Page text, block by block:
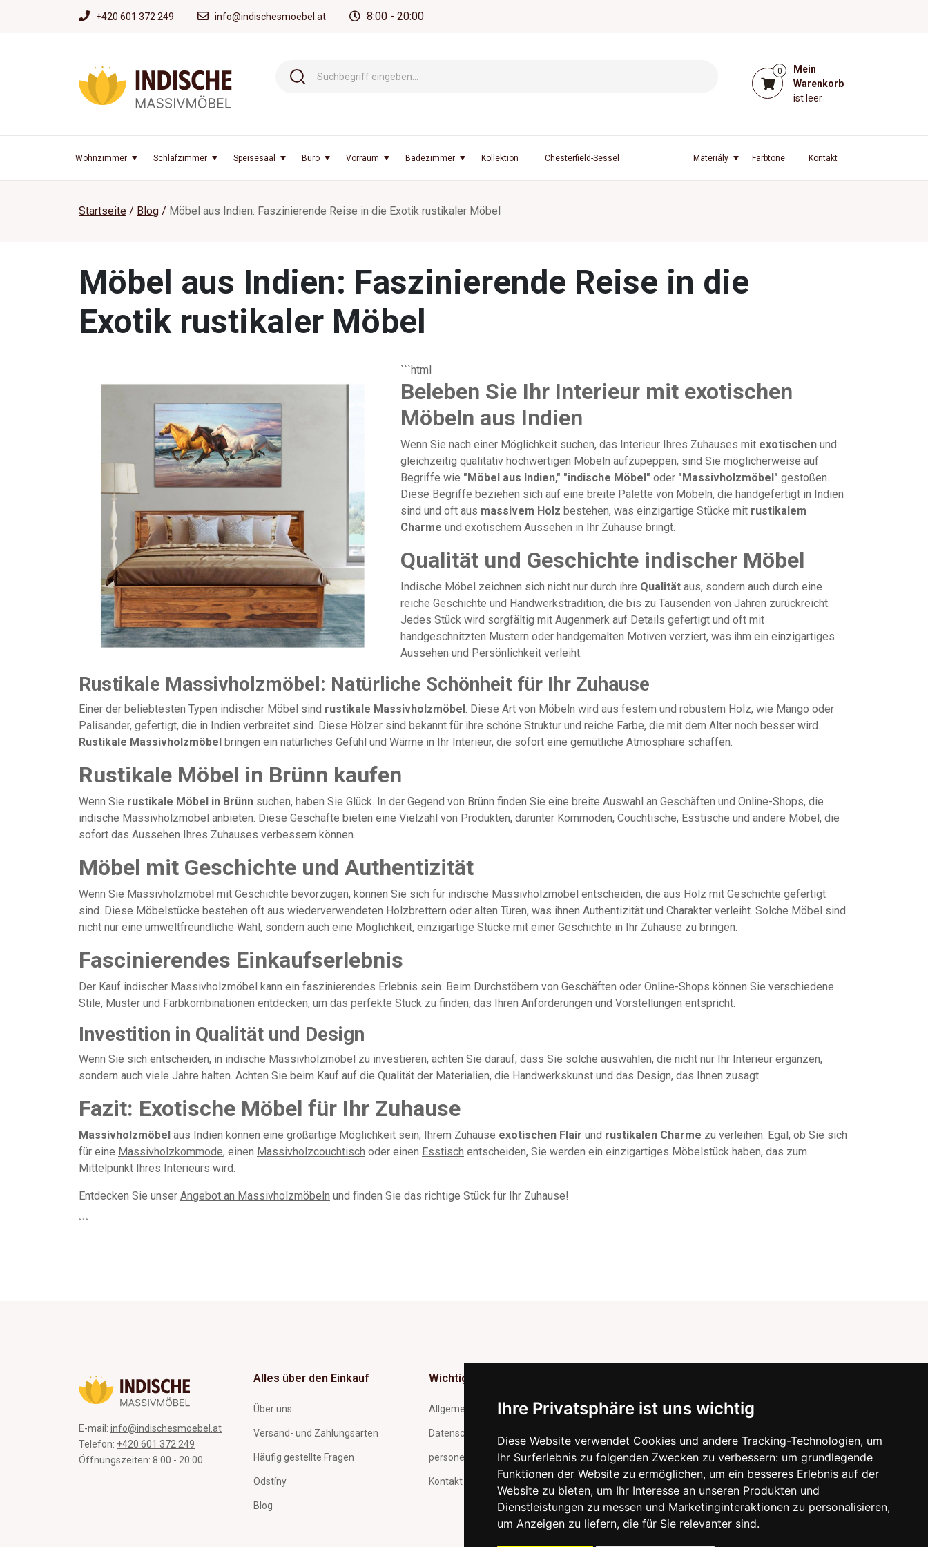
Ihre Privatsphäre ist uns wichtig
Diese Website verwendet Cookies und andere Tracking-Technologien, um
Ihr Surferlebnis zu folgenden Zwecken zu verbessern: um grundlegende
Funktionen der Website zu ermöglichen, um ein besseres Erlebnis auf der
Website zu bieten, um Ihr Interesse an unseren Produkten und
Dienstleistungen zu messen und Marketinginteraktionen zu personalisieren,
um Anzeigen zu liefern, die für Sie relevanter sind.
+420 601 372 249 info@indischesmoebel.at 8:00 - 20:00
0
Mein
Warenkorb
ist leer
Wohnzimmer Schlafzimmer Speisesaal Büro Vorraum Badezimmer Kollektion Chesterfield-Sessel Kontakt
Farbtöne
Materiály
Startseite Blog Möbel aus Indien: Faszinierende Reise in die Exotik rustikaler Möbel
Möbel aus Indien: Faszinierende Reise in die
Exotik rustikaler Möbel
```html
Beleben Sie Ihr Interieur mit exotischen
Möbeln aus Indien
Wenn Sie nach einer Möglichkeit suchen, das Interieur Ihres Zuhauses mit exotischen und
gleichzeitig qualitativ hochwertigen Möbeln aufzupeppen, sind Sie möglicherweise auf
Begriffe wie "Möbel aus Indien," "indische Möbel" oder "Massivholzmöbel" gestoßen.
Diese Begriffe beziehen sich auf eine breite Palette von Möbeln, die handgefertigt in Indien
sind und oft aus massivem Holz bestehen, was einzigartige Stücke mit rustikalem
Charme und exotischem Aussehen in Ihr Zuhause bringt.
Qualität und Geschichte indischer Möbel
Indische Möbel zeichnen sich nicht nur durch ihre Qualität aus, sondern auch durch eine
reiche Geschichte und Handwerkstradition, die bis zu Tausenden von Jahren zurückreicht.
Jedes Stück wird sorgfältig mit Augenmerk auf Details gefertigt und oft mit
handgeschnitzten Mustern oder handgemalten Motiven verziert, was ihm ein einzigartiges
Aussehen und Persönlichkeit verleiht.
Rustikale Massivholzmöbel: Natürliche Schönheit für Ihr Zuhause
Einer der beliebtesten Typen indischer Möbel sind rustikale Massivholzmöbel. Diese Art von Möbeln wird aus festem und robustem Holz, wie Mango oder
Palisander, gefertigt, die in Indien verbreitet sind. Diese Hölzer sind bekannt für ihre schöne Struktur und reiche Farbe, die mit dem Alter noch besser wird.
Rustikale Massivholzmöbel bringen ein natürliches Gefühl und Wärme in Ihr Interieur, die sofort eine gemütliche Atmosphäre schaffen.
Rustikale Möbel in Brünn kaufen
Wenn Sie rustikale Möbel in Brünn suchen, haben Sie Glück. In der Gegend von Brünn finden Sie eine breite Auswahl an Geschäften und Online-Shops, die
indische Massivholzmöbel anbieten. Diese Geschäfte bieten eine Vielzahl von Produkten, darunter Kommoden, Couchtische, Esstische und andere Möbel, die
sofort das Aussehen Ihres Zuhauses verbessern können.
Möbel mit Geschichte und Authentizität
Wenn Sie Massivholzmöbel mit Geschichte bevorzugen, können Sie sich für indische Massivholzmöbel entscheiden, die aus Holz mit Geschichte gefertigt
sind. Diese Möbelstücke bestehen oft aus wiederverwendeten Holzbrettern oder alten Türen, was ihnen Authentizität und Charakter verleiht. Solche Möbel sind
nicht nur eine umweltfreundliche Wahl, sondern auch eine Möglichkeit, einzigartige Stücke mit einer Geschichte in Ihr Zuhause zu bringen.
Fascinierendes Einkaufserlebnis
Der Kauf indischer Massivholzmöbel kann ein faszinierendes Erlebnis sein. Beim Durchstöbern von Geschäften oder Online-Shops können Sie verschiedene
Stile, Muster und Farbkombinationen entdecken, um das perfekte Stück zu finden, das Ihren Anforderungen und Vorstellungen entspricht.
Investition in Qualität und Design
Wenn Sie sich entscheiden, in indische Massivholzmöbel zu investieren, achten Sie darauf, dass Sie solche auswählen, die nicht nur Ihr Interieur ergänzen,
sondern auch viele Jahre halten. Achten Sie beim Kauf auf die Qualität der Materialien, die Handwerkskunst und das Design, das Ihnen zusagt.
Fazit: Exotische Möbel für Ihr Zuhause
Massivholzmöbel aus Indien können eine großartige Möglichkeit sein, Ihrem Zuhause exotischen Flair und rustikalen Charme zu verleihen. Egal, ob Sie sich
für eine Massivholzkommode, einen Massivholzcouchtisch oder einen Esstisch entscheiden, Sie werden ein einzigartiges Möbelstück haben, das zum
Mittelpunkt Ihres Interieurs wird.
Entdecken Sie unser Angebot an Massivholzmöbeln und finden Sie das richtige Stück für Ihr Zuhause!
```
E-mail: info@indischesmoebel.at
Telefon: +420 601 372 249
Öffnungszeiten: 8:00 - 20:00
Alles über den Einkauf
Über uns
Versand- und Zahlungsarten
Häufig gestellte Fragen
Odstíny
Blog
Wichtig
Allgemeine Geschäftsbedingungen
Datenschutz und Verarbeitung
personenbezogener Daten
Kontakt
Informationen zu Neuigkeiten und nützliche Tipps
Abonnieren
Mit der Bestätigung des Abonnements stimmen Sie gleichzeitig
unseren Bedingungen zudes Datenschutzesund gleichzeitig
erteilen Sie uns die Zustimmung zum Versand von Werbe-E-Mails.